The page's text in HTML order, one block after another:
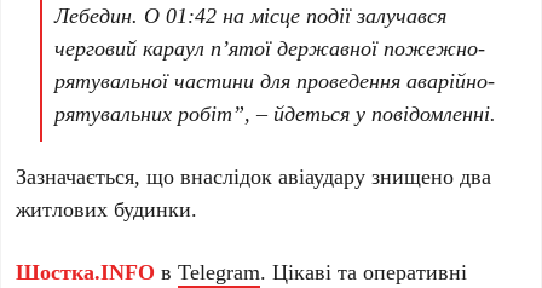
Лебедин. О 01:42 на місце події залучався
черговий караул п’ятої державної пожежно-
рятувальної частини для проведення аварійно-
рятувальних робіт”, – йдеться у повідомленні.
Зазначається, що внаслідок авіаудару знищено два
житлових будинки.
Шостка.INFO вTelegram. Цікаві та оперативні